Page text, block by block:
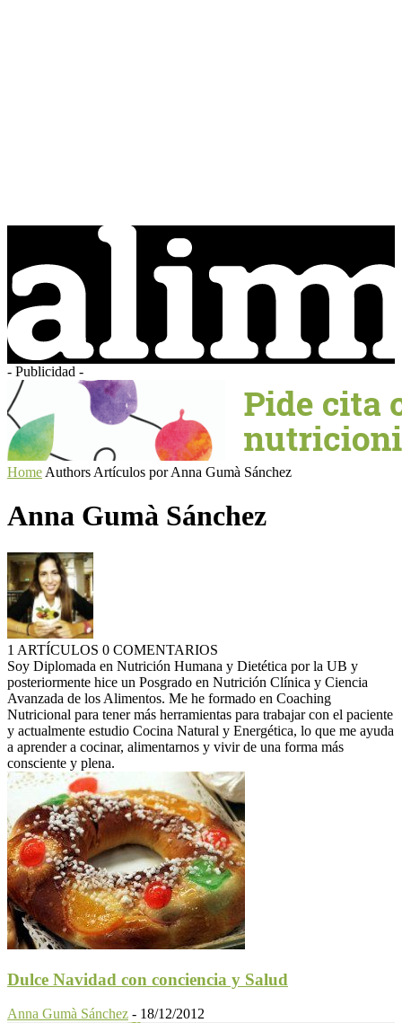
- Publicidad -
Home Authors Artículos por Anna Gumà Sánchez
Anna Gumà Sánchez
1 ARTÍCULOS 0 COMENTARIOS
Soy Diplomada en Nutrición Humana y Dietética por la UB y
posteriormente hice un Posgrado en Nutrición Clínica y Ciencia
Avanzada de los Alimentos. Me he formado en Coaching
Nutricional para tener más herramientas para trabajar con el paciente
y actualmente estudio Cocina Natural y Energética, lo que me ayuda
a aprender a cocinar, alimentarnos y vivir de una forma más
consciente y plena.
Dulce Navidad con conciencia y Salud
Anna Gumà Sánchez - 18/12/2012